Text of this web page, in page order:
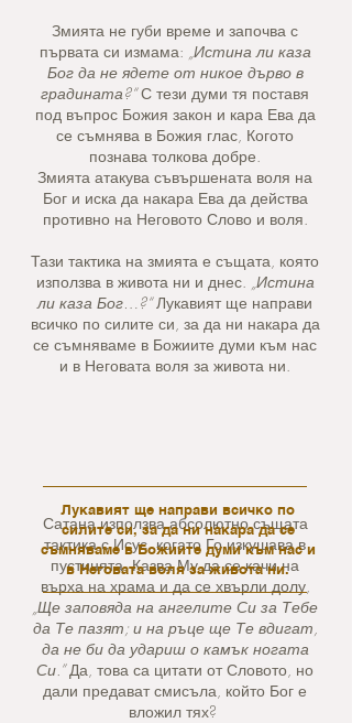
Змията не губи време и започва с
първата си измама: „Истина ли каза
Бог да не ядете от никое дърво в
градината?“С тези думи тя поставя
под въпрос Божия закон и кара Ева да
се съмнява в Божия глас, Когото
познава толкова добре.
Змията атакува съвършената воля на
Бог и иска да накара Ева да действа
противно на Неговото Слово и воля.
Тази тактика на змията е същата, която
използва в живота ни и днес. „Истина
ли каза Бог…?“Лукавият ще направи
всичко по силите си, за да ни накара да
се съмняваме в Божиите думи към нас
и в Неговата воля за живота ни.
Сатана използва абсолютно същата
тактика с Исус, когато Го изкушава в
пустинята. Казва Му да се качи на
върха на храма и да се хвърли долу,
„Ще заповяда на ангелите Си за Тебе
да Те пазят; и на ръце ще Те вдигат,
да не би да удариш о камък ногата
Си.”Да, това са цитати от Словото, но
дали предават смисъла, който Бог е
вложил тях?
Лукавият ще направи всичко по
силите си, за да ни накара да се
съмняваме в Божиите думи към нас и
в Неговата воля за живота ни.